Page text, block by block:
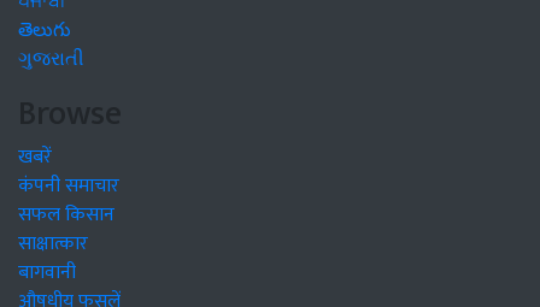
తెలుగు
ગુજરાતી
Browse
खबरें
कंपनी समाचार
सफल किसान
साक्षात्कार
बागवानी